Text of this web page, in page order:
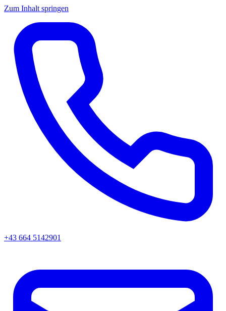
Zum Inhalt springen
+43 664 5142901